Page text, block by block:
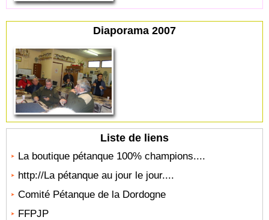
Diaporama 2007
Liste de liens
La boutique pétanque 100% champions....
http://La pétanque au jour le jour....
Comité Pétanque de la Dordogne
FFPJP